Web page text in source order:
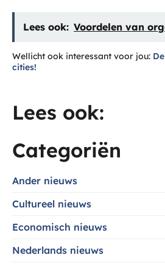
Lees ook: Voordelen van
Wellicht ook interessant voor jou:
cities!
Lees ook:
Categoriën
Ander nieuws
Cultureel nieuws
Economisch nieuws
Nederlands nieuws